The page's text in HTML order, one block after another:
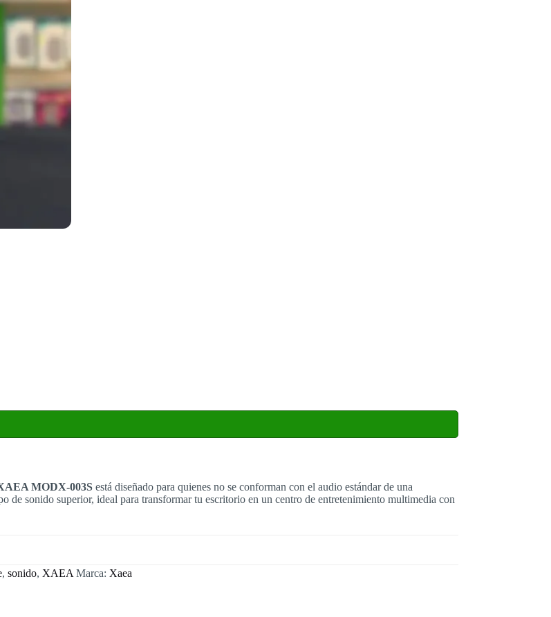
MODX-003S está diseñado para quienes no se conforman con el audio estándar de una
de sonido superior, ideal para transformar tu escritorio en un centro de entretenimiento multimedia con
, sonido, XAEA Marca: Xaea